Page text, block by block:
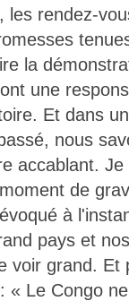
les rendez-
la
une
Et dans
nous
accablant.
de
à
pays et
voir grand. Et
« Le Congo